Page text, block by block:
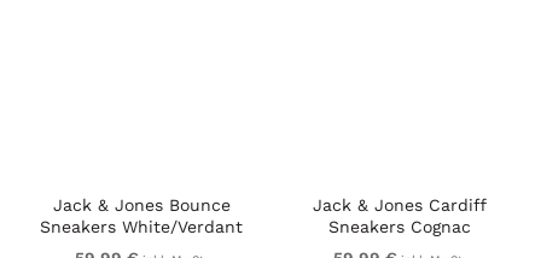
Jack & Jones Bounce
Sneakers White/Verdant
Green
Jack & Jones Cardiff
Sneakers Cognac